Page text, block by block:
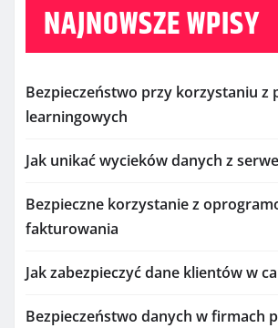
NAJNOWSZE WPISY
Bezpieczeństwo przy korzystaniu z
learningowych
Jak unikać wycieków danych z
Bezpieczne korzystanie z
fakturowania
Jak zabezpieczyć dane klientów w
Bezpieczeństwo danych w firmach